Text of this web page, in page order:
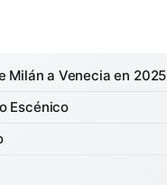
Milán a Venecia en 2025
Escénico